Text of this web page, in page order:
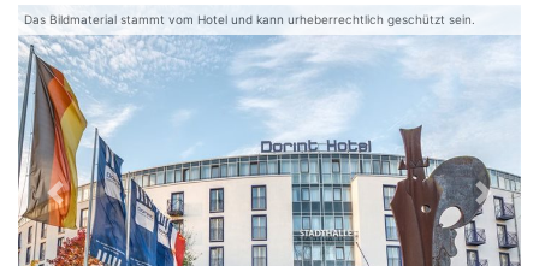
Das Bildmaterial stammt vom Hotel und kann urheberrechtlich geschützt sein.
Zurück